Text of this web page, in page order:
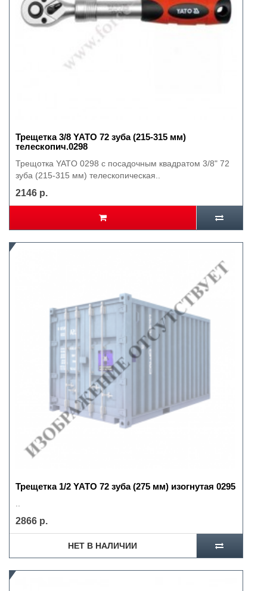
Трещетка 3/8 YATO 72 зуба (215-315 мм)
телескопич.0298
Трещотка YATO 0298 с посадочным квадратом 3/8" 72
зуба (215-315 мм) телескопическая..
2146 р.
Трещетка 1/2 YATO 72 зуба (275 мм) изогнутая 0295
2866 р.
НЕТ В НАЛИЧИИ